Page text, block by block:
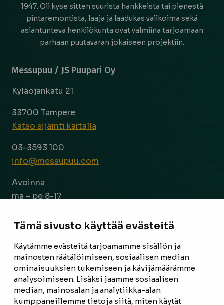
Tämä sivusto käyttää evästeitä
Käytämme evästeitä tarjoamamme sisällön ja
mainosten räätälöimiseen, sosiaalisen median
ominaisuuksien tukemiseen ja kävijämäärämme
analysoimiseen. Lisäksi jaamme sosiaalisen
median, mainosalan ja analytiikka-alan
kumppaneillemme tietoja siitä, miten käytät
1947. Oli kyse sitten suurista hankkeista tai pienestä
pintaremontista, laaja ja laadukas valikoima sekä
asiantunteva henkilökunta ovat valmiina tarjoamaan
parhaan puutavaran jokaiseen projektiin.
Messupuu / JS Puupari Oy
Kyläojankatu 21
33700 Tampere
Katso sijainti kartalla
03-3593 100
info@messupuu.com
Avoinna
ma – pe 8-17
ETUSIVU
TUOTTEET